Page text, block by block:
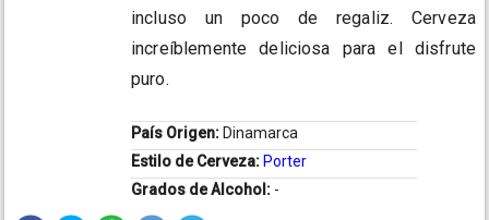
incluso un poco de regaliz. Cerveza
increíblemente deliciosa para el disfrute
puro.
País Origen: Dinamarca
Estilo de Cerveza: Porter
Grados de Alcohol: -